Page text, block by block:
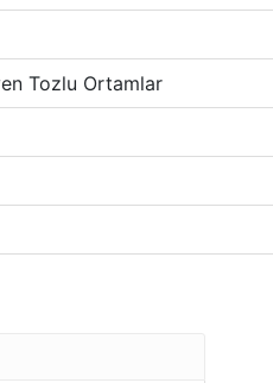
Tozlu Ortamlar